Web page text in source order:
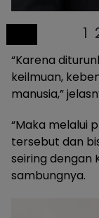
1
“Karena
keilmuan,
manusia,”
“Maka melalui
tersebut dan
seiring dengan
sambungnya.